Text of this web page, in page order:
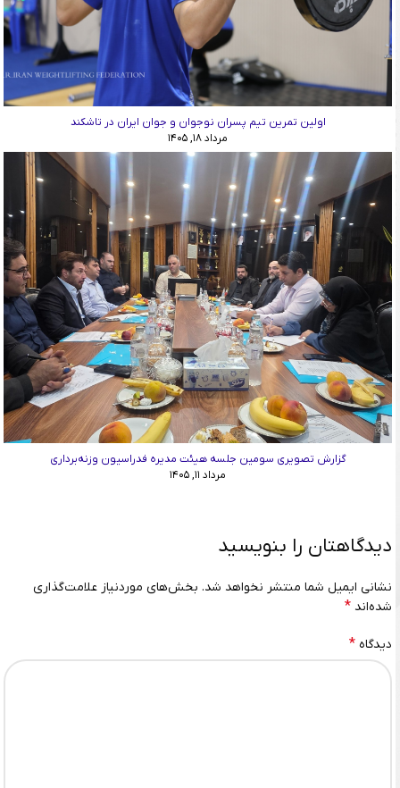
اولین تمرین تیم پسران نوجوان و جوان ایران در تاشکند
مرداد ۱۸, ۱۴۰۵
گزارش تصویری سومین جلسه هیئت مدیره فدراسیون وزنه‌برداری
مرداد ۱۱, ۱۴۰۵
دیدگاهتان را بنویسید
نشانی ایمیل شما منتشر نخواهد شد. بخش‌های موردنیاز علامت‌گذاری
شده‌اند *
دیدگاه *